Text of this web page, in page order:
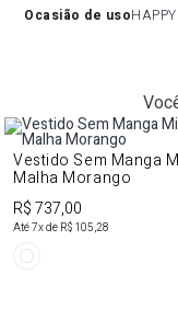
ocasião de uso
Vestido Sem Manga
Malha Morango
R$ 737,00
Até7x de R$ 105,28